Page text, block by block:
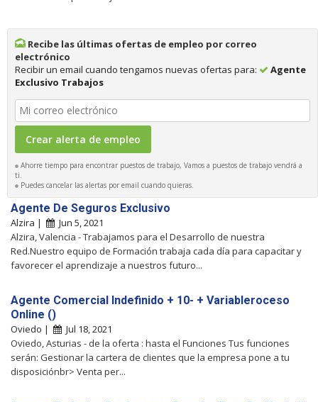
Recibe las últimas ofertas de empleo por correo
electrónico
Recibir un email cuando tengamos nuevas ofertas para:
Agente
Exclusivo Trabajos
Ahorre tiempo para encontrar puestos de trabajo, Vamos a puestos de trabajo vendrá a
ti.
Puedes cancelar las alertas por email cuando quieras.
Agente De Seguros Exclusivo
Alzira |
Jun 5, 2021
Alzira, Valencia - Trabajamos para el Desarrollo de nuestra
Red.Nuestro equipo de Formación trabaja cada día para capacitar y
favorecer el aprendizaje a nuestros futuro...
Agente Comercial Indefinido + 10- + Variableroceso
Online ()
Oviedo |
Jul 18, 2021
Oviedo, Asturias - de la oferta : hasta el Funciones Tus funciones
serán: Gestionar la cartera de clientes que la empresa pone a tu
disposiciónbr> Venta per...